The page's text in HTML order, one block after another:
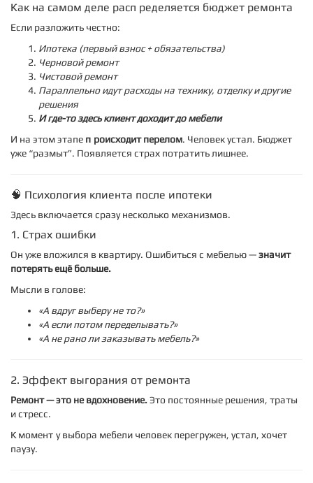
Как на самом деле распределяется бюджет ремонта
Если разложить честно:
Ипотека (первый взнос + обязательства)
Черновой ремонт
Чистовой ремонт
Параллельно идут расходы на технику, отделку и другие
решения
И где-то здесь клиент доходит до мебели
И на этом этапе происходит перелом. Человек устал. Бюджет
уже “размыт”. Появляется страх потратить лишнее.
🧠 Психология клиента после ипотеки
Здесь включается сразу несколько механизмов.
1. Страх ошибки
Он уже вложился в квартиру. Ошибиться с мебелью —значит
потерять ещё больше.
Мысли в голове:
«А вдруг выберу не то?»
«А если потом переделывать?»
«А не рано ли заказывать мебель?»
2. Эффект выгорания от ремонта
Ремонт — это не вдохновение.Это постоянные решения, траты
и стресс.
К моменту выбора мебели человек перегружен, устал, хочет
паузу.